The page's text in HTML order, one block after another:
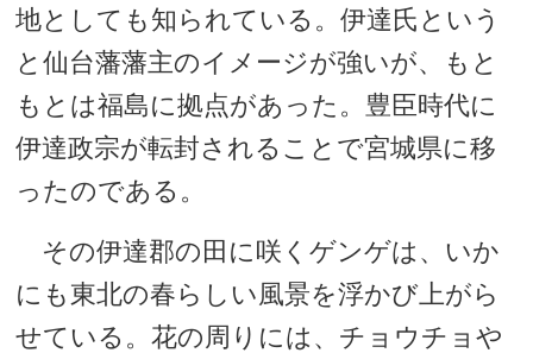
地としても知られている。伊達氏という
と仙台藩藩主のイメージが強いが、もと
もとは福島に拠点があった。豊臣時代に
伊達政宗が転封されることで宮城県に移
ったのである。
その伊達郡の田に咲くゲンゲは、いか
にも東北の春らしい風景を浮かび上がら
せている。花の周りには、チョウチョや